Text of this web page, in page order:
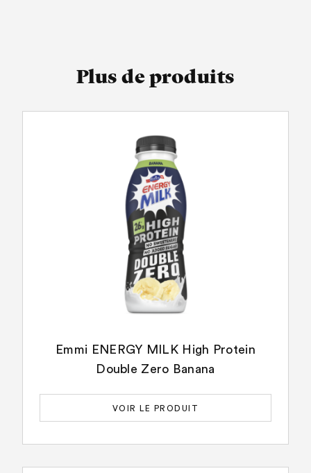
Plus de produits
Emmi ENERGY MILK High Protein
Double Zero Banana
VOIR LE PRODUIT